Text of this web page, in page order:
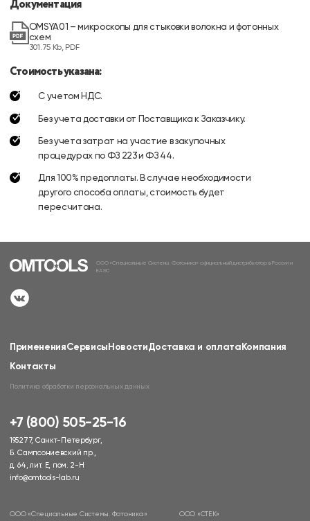
Документация
OMSYA01 – микроскопы для стыковки волокна и фотонных
схем
301.75 Kb, PDF
Стоимость указана:
С учетом НДС.
Без учета доставки от Поставщика к Заказчику.
Без учета затрат на участие в закупочных
процедурах по ФЗ 223 и ФЗ 44.
Для 100% предоплаты. В случае необходимости
другого способа оплаты, стоимость будет
пересчитана.
ООО «Специальные Системы. Фотоника» официальный дистрибьютор в России и
ЕАЭС
ПримененияСервисыНовостиДоставка и оплатаКомпания
Контакты
Политика обработки персональных данных
+7 (800) 505-25-16
195277, Санкт-Петербург,
Б. Сампсониевский пр.,
д. 64, лит. Е, пом. 2-Н
info@omtools-lab.ru
ООО «Специальные Системы. Фотоника»
ООО «СТЕК»